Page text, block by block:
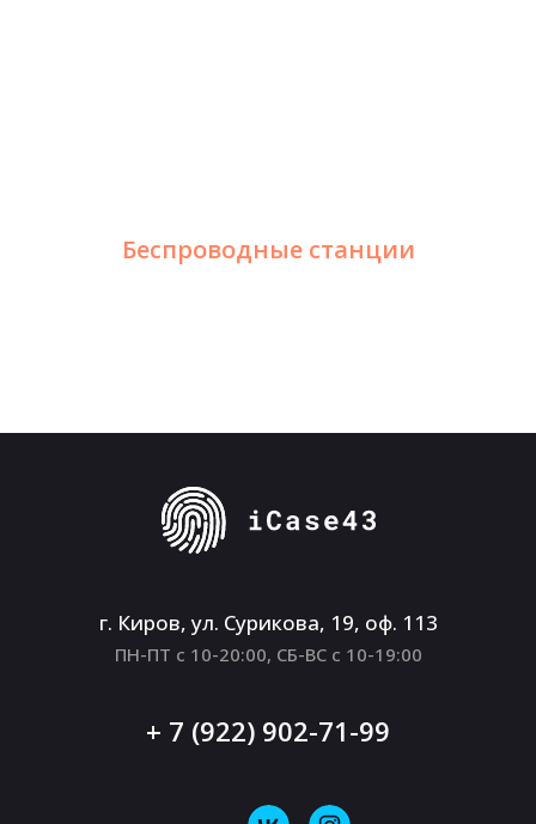
Беспроводные станции
г. Киров, ул. Сурикова, 19, оф. 113
ПН-ПТ с 10-20:00, СБ-ВС с 10-19:00
+ 7 (922) 902-71-99